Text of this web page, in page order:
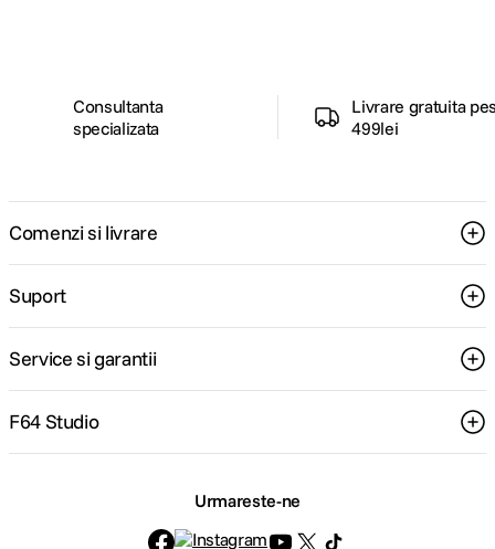
Consultanta
specializata
Livrare gratuita
499lei
Comenzi si livrare
Suport
Service si garantii
F64 Studio
Urmareste-ne